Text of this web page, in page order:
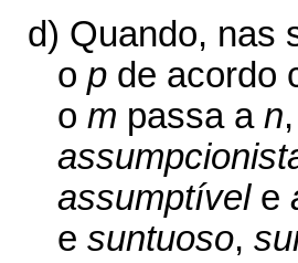
d) Quando, nas
o p de acordo
o m passa a n
assumptívele
e suntuoso,